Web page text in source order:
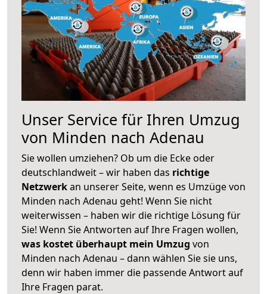
Unser Service für Ihren Umzug
von Minden nach Adenau
Sie wollen umziehen? Ob um die Ecke oder
deutschlandweit – wir haben das richtige
Netzwerkan unserer Seite, wenn es Umzüge von
Minden nach Adenau geht! Wenn Sie nicht
weiterwissen – haben wir die richtige Lösung für
Sie! Wenn Sie Antworten auf Ihre Fragen wollen,
was kostet überhaupt mein Umzug von
Minden nach Adenau – dann wählen Sie sie uns,
denn wir haben immer die passende Antwort auf
Ihre Fragen parat.